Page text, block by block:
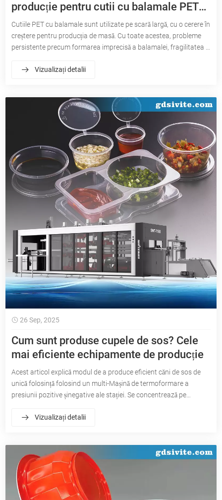
producție pentru cutii cu balamale PET
pentru producția de masă?
Cutiile PET cu balamale sunt utilizate pe scară largă, cu o cerere în
creștere pentru producția de masă. Cu toate acestea, probleme
persistente precum formarea imprecisă a balamalei, fragilitatea și
de producție specializat este cheia. Această lucrare prezintă multi-
echipament de bază, factori cheie ale balamalei și punctele forte
ale mărcii, oferind referință practică pentru selectarea masei-
mașini de producție.
Vizualizați detalii
26 Sep, 2025
Cum sunt produse cupele de sos? Cele
mai eficiente echipamente de producție
Acest articol explică modul de a produce eficient căni de sos de
unică folosință folosind un multi-Mașină de termoformare a
presiunii pozitive șinegative ale stației. Se concentrează pe
materii prime și selecția producătorilor pentru a vă ajuta să
Vizualizați detalii